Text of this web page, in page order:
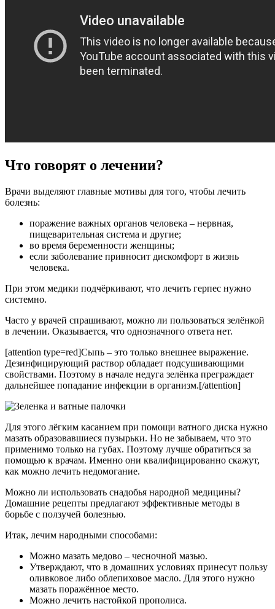
Что говорят о лечении?
Врачи выделяют главные мотивы для того, чтобы лечить
болезнь:
поражение важных органов человека – нервная,
пищеварительная система и другие;
во время беременности женщины;
если заболевание привносит дискомфорт в жизнь
человека.
При этом медики подчёркивают, что лечить герпес нужно
системно.
Часто у врачей спрашивают, можно ли пользоваться зелёнкой
в лечении. Оказывается, что однозначного ответа нет.
[attention type=red]Сыпь – это только внешнее выражение.
Дезинфицирующий раствор обладает подсушивающими
свойствами. Поэтому в начале недуга зелёнка преграждает
дальнейшее попадание инфекции в организм.[/attention]
Для этого лёгким касанием при помощи ватного диска нужно
мазать образовавшиеся пузырьки. Но не забываем, что это
применимо только на губах. Поэтому лучше обратиться за
помощью к врачам. Именно они квалифицированно скажут,
как можно лечить недомогание.
Можно ли использовать снадобья народной медицины?
Домашние рецепты предлагают эффективные методы в
борьбе с ползучей болезнью.
Итак, лечим народными способами:
Можно мазать медово – чесночной мазью.
Утверждают, что в домашних условиях принесут пользу
оливковое либо облепиховое масло. Для этого нужно
мазать поражённое место.
Можно лечить настойкой прополиса.